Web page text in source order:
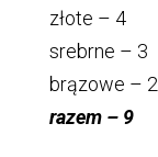
złote – 4
srebrne – 3
brązowe – 2
razem – 9